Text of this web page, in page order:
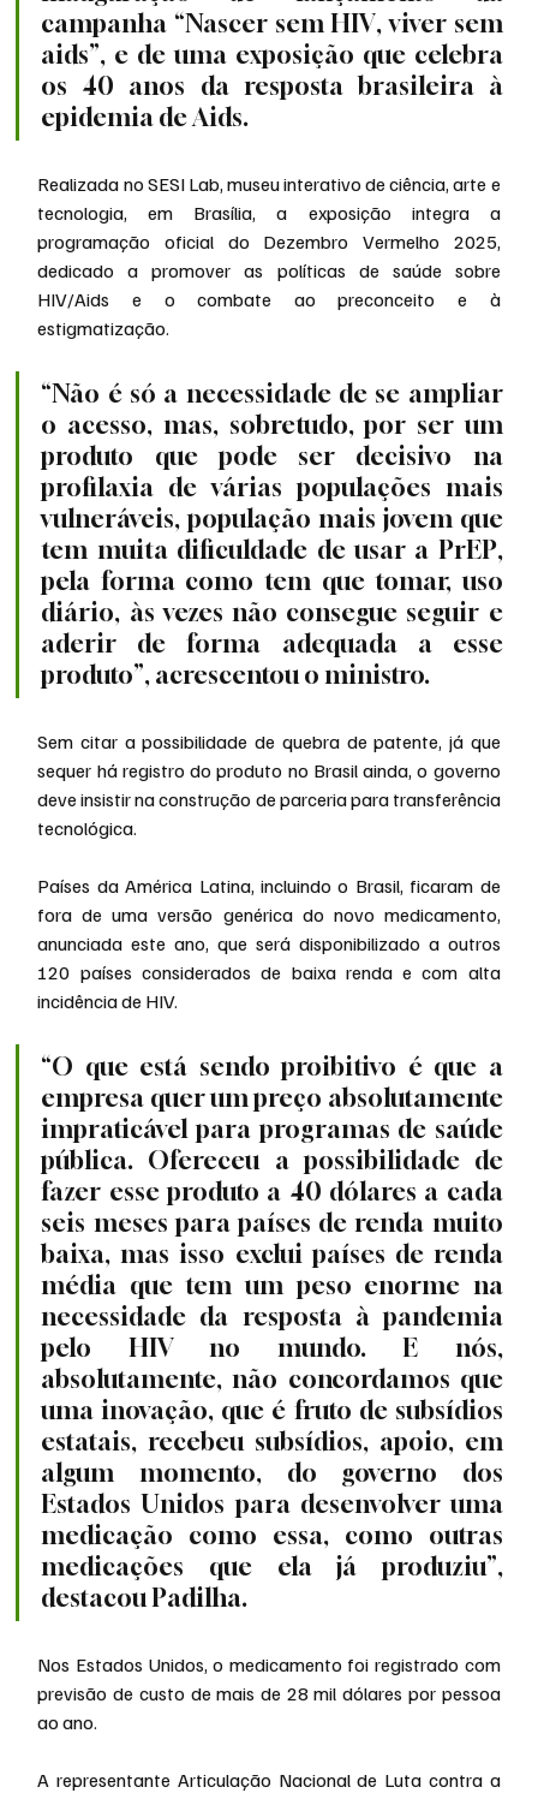
campanha “Nascer sem HIV, viver sem
aids”, e de uma exposição que celebra
os 40 anos da resposta brasileira à
epidemia de Aids.
Realizada no SESI Lab, museu interativo de ciência, arte e
tecnologia, em Brasília, a exposição integra a
programação oficial do Dezembro Vermelho 2025,
dedicado a promover as políticas de saúde sobre
HIV/Aids e o combate ao preconceito e à
estigmatização.
“Não é só a necessidade de se ampliar
o acesso, mas, sobretudo, por ser um
produto que pode ser decisivo na
profilaxia de várias populações mais
vulneráveis, população mais jovem que
tem muita dificuldade de usar a PrEP,
pela forma como tem que tomar, uso
diário, às vezes não consegue seguir e
aderir de forma adequada a esse
produto”, acrescentou o ministro.
Sem citar a possibilidade de quebra de patente, já que
sequer há registro do produto no Brasil ainda, o governo
deve insistir na construção de parceria para transferência
tecnológica.
Países da América Latina, incluindo o Brasil, ficaram de
fora de uma versão genérica do novo medicamento,
anunciada este ano, que será disponibilizado a outros
120 países considerados de baixa renda e com alta
incidência de HIV.
“O que está sendo proibitivo é que a
empresa quer um preço absolutamente
impraticável para programas de saúde
pública. Ofereceu a possibilidade de
fazer esse produto a 40 dólares a cada
seis meses para países de renda muito
baixa, mas isso exclui países de renda
média que tem um peso enorme na
necessidade da resposta à pandemia
pelo HIV no mundo. E nós,
absolutamente, não concordamos que
uma inovação, que é fruto de subsídios
estatais, recebeu subsídios, apoio, em
algum momento, do governo dos
Estados Unidos para desenvolver uma
medicação como essa, como outras
medicações que ela já produziu”,
destacou Padilha.
Nos Estados Unidos, o medicamento foi registrado com
previsão de custo de mais de 28 mil dólares por pessoa
ao ano.
A representante Articulação Nacional de Luta contra a